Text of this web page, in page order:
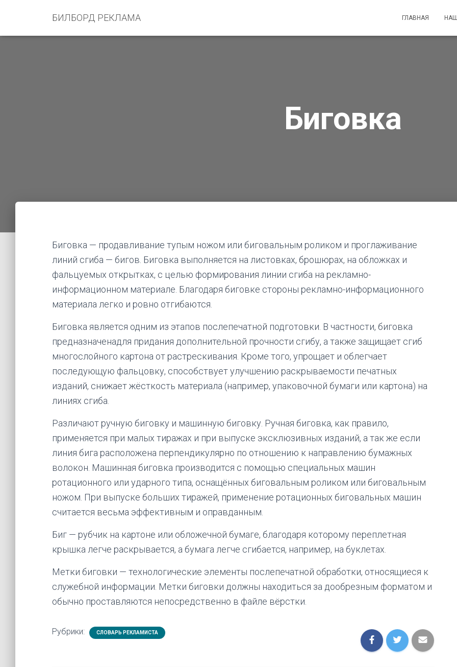
БИЛБОРД РЕКЛАМА ГЛАВНАЯ
Биговка
Биговка — продавливание тупым ножом или биговальным роликом и проглаживание
линий сгиба — бигов. Биговка выполняется на листовках, брошюрах, на обложках и
фальцуемых открытках, с целью формирования линии сгиба на рекламно-
информационном материале. Благодаря биговке стороны рекламно-информационного
материала легко и ровно отгибаются.
Биговка является одним из этапов послепечатной подготовки. В частности, биговка
предназначенадля придания дополнительной прочности сгибу, а также защищает сгиб
многослойного картона от растрескивания. Кроме того, упрощает и облегчает
последующую фальцовку, способствует улучшению раскрываемости печатных
изданий, снижает жёсткость материала (например, упаковочной бумаги или картона) на
линиях сгиба.
Различают ручную биговку и машинную биговку. Ручная биговка, как правило,
применяется при малых тиражах и при выпуске эксклюзивных изданий, а так же если
линия бига расположена перпендикулярно по отношению к направлению бумажных
волокон. Машинная биговка производится с помощью специальных машин
ротационного или ударного типа, оснащённых биговальным роликом или биговальным
ножом. При выпуске больших тиражей, применение ротационных биговальных машин
считается весьма эффективным и оправданным.
Биг — рубчик на картоне или обложечной бумаге, благодаря которому переплетная
крышка легче раскрывается, а бумага легче сгибается, например, на буклетах.
Метки биговки — технологические элементы послепечатной обработки, относящиеся к
служебной информации. Метки биговки должны находиться за дообрезным форматом и
обычно проставляются непосредственно в файле вёрстки.
Рубрики: СЛОВАРЬ РЕКЛАМИСТА